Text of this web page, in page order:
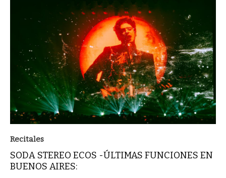
Recitales
SODA STEREO ECOS -ÚLTIMAS FUNCIONES EN
BUENOS AIRES: